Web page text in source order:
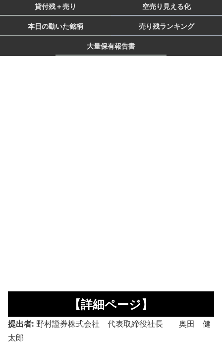
貸付残＋売り 空売り見える化
本日の動いた銘柄 売り残ランキング
大量保有報告書
【詳細ページ】
提出者: 野村證券株式会社 代表取締役社長 奥田 健
太郎